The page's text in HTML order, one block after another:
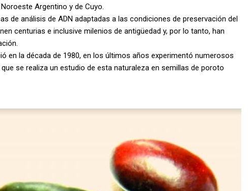
Argentino y de Cuyo.
de análisis de ADN adaptadas a las condiciones de preservación del
centurias e inclusive milenios de antigüedad y, por lo tanto, han
en la década de 1980, en los últimos años experimentó numerosos
se realiza un estudio de esta naturaleza en semillas de poroto